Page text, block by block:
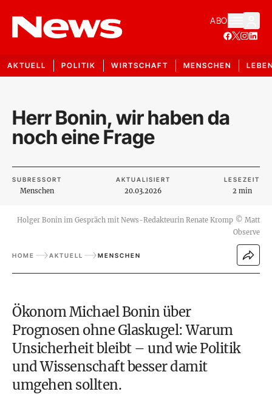
ABO
AKTUELL POLITIK WIRTSCHAFT MENSCHEN
Herr Bonin, wir haben da
noch eine Frage
SUBRESSORT
Menschen
AKTUALISIERT
20.03.2026
LESEZEIT
2 min
Holger Bonin im Gespräch mit News-Redakteurin Renate Kromp © Matt
Observe
HOME AKTUELL MENSCHEN
Ökonom Michael Bonin über
Prognosen ohne Glaskugel: Warum
Unsicherheit bleibt – und wie Politik
und Wissenschaft besser damit
umgehen sollten.